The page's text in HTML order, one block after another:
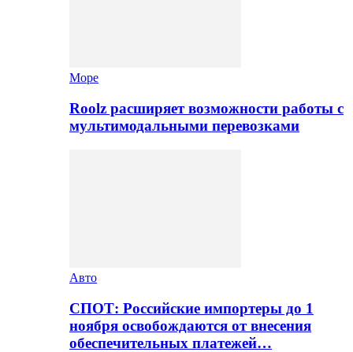
Море
Roolz расширяет возможности работы с
мультимодальными перевозками
Авто
СПОТ: Российские импортеры до 1
ноября освобождаются от внесения
обеспечительных платежей…